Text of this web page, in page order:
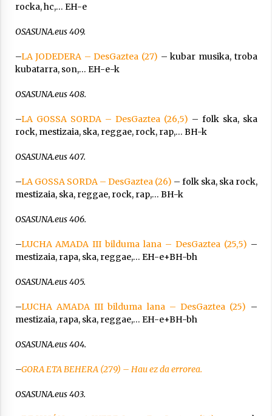
rocka, hc,… EH-e
OSASUNA.eus 409.
–LA JODEDERA – DesGaztea (27) – kubar musika, troba
kubatarra, son,… EH-e-k
OSASUNA.eus 408.
–LA GOSSA SORDA – DesGaztea (26,5) – folk ska, ska
rock, mestizaia, ska, reggae, rock, rap,… BH-k
OSASUNA.eus 407.
–LA GOSSA SORDA – DesGaztea (26) – folk ska, ska rock,
mestizaia, ska, reggae, rock, rap,… BH-k
OSASUNA.eus 406.
–LUCHA AMADA III bilduma lana – DesGaztea (25,5) –
mestizaia, rapa, ska, reggae,… EH-e+BH-bh
OSASUNA.eus 405.
–LUCHA AMADA III bilduma lana – DesGaztea (25) –
mestizaia, rapa, ska, reggae,… EH-e+BH-bh
OSASUNA.eus 404.
–GORA ETA BEHERA (279) – Hau ez da errorea.
OSASUNA.eus 403.